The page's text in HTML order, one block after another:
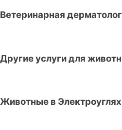
Ветеринарная
Другие услуги для
Животные в Электроуглях